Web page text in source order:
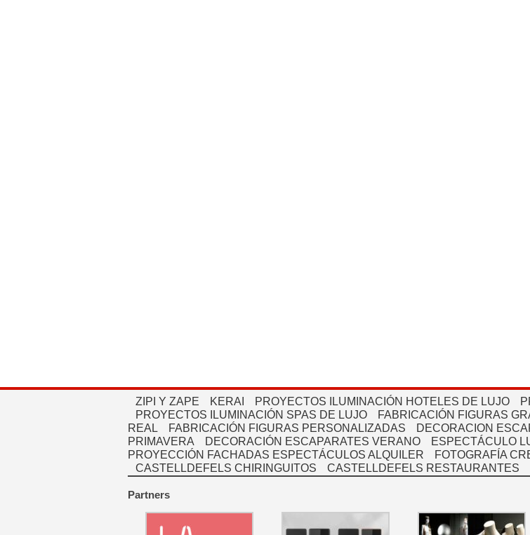
ZIPI Y ZAPE KERAI PROYECTOS ILUMINACIÓN HOTELES DE LUJO
PROYECTOS ILUMINACIÓN SPAS DE LUJO
FABRICACIÓN FIGURAS
REAL
FABRICACIÓN FIGURAS PERSONALIZADAS DECORACION
PRIMAVERA
DECORACIÓN ESCAPARATES VERANO ESPECTÁCULO
PROYECCIÓN FACHADAS ESPECTÁCULOS ALQUILER
FOTOGRAFÍA
CASTELLDEFELS CHIRINGUITOS
CASTELLDEFELS RESTAURANTES
Partners